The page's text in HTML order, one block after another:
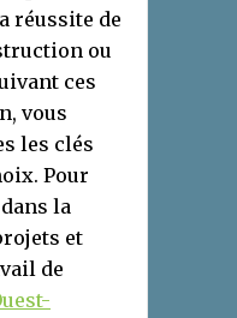
réussite de
ou
ces
vous
les clés
Pour
la
et
de